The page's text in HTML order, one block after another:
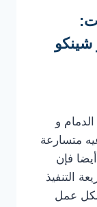
ت:
شينكو
و
متسارعة
فإن
التنفيذ
عمل